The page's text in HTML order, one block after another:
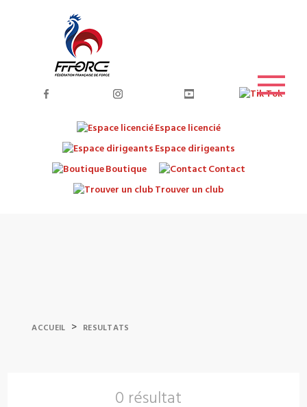
Espace licencié
Espace dirigeants
Boutique
Contact
Trouver un club
ACCUEIL > RESULTATS
0 résultat